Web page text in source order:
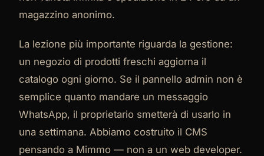
magazzino anonimo.
La lezione più importante riguarda la gestione:
un negozio di prodotti freschi aggiorna il
catalogo ogni giorno. Se il pannello admin non è
semplice quanto mandare un messaggio
WhatsApp, il proprietario smetterà di usarlo in
una settimana. Abbiamo costruito il CMS
pensando a Mimmo — non a un web developer.